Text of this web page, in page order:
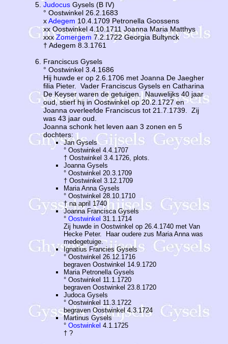
JudocusGysels (B IV)
° Oostwinkel 26.2.1683
xAdegem 10.4.1709 Petronella Goossens
xx Oostwinkel 4.10.1711 Joanna Maria Matthys
xxxZomergem 7.2.1722 Georgia Bultynck
† Adegem 8.3.1761
Franciscus Gysels
° Oostwinkel 3.4.1686
Hij huwde er op 2.6.1706 met Joanna De Jaegher
filia Pieter. Vader Franciscus Gysels en Catharina
De Keyser waren de getuigen. Nauwelijks 40 jaar
oud, stierf hij in Oostwinkel op 20.2.1727 en
Joanna overleefde Franciscus tot 21.7.1739. Zij
was 43 jaar oud.
Joanna schonk het leven aan 3 zonen en 5
dochters:
Jan Gysels
° Oostwinkel 4.4.1707
† Oostwinkel 3.4.1726, plots.
Joanna Gysels
° Oostwinkel 20.3.1709
† Oostwinkel 3.12.1709
Maria Anna Gysels
° Oostwinkel 28.10.1710
† na april 1740
Joanna Francisca Gysels
° Oostwinkel 31.1.1714
Zij huwde in Oostwinkel op 26.4.1740 met Van
Hecke Peter. Haar oudere zus Maria Anna was
medegetuige.
Ignatius Francies Gysels
° Oostwinkel 26.12.1716
begraven Oostwinkel 14.9.1720
Maria Petronella Gysels
° Oostwinkel 11.1.1720
begraven Oostwinkel 23.8.1720
Judoca Gysels
° Oostwinkel 11.3.1722
begraven Oostwinkel 4.3.1724
Martinus Gysels
° Oostwinkel 4.1.1725
† ?